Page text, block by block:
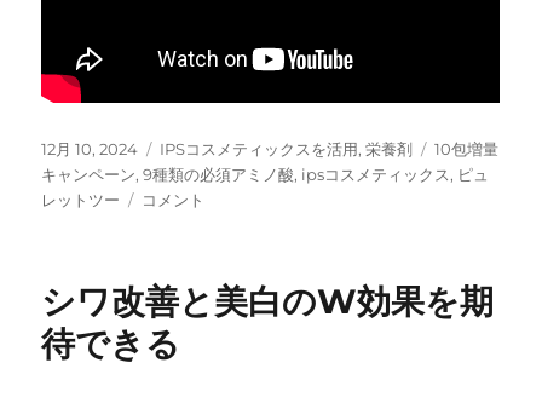
投
稿
日:
12月 10, 2024
カ
テ
ゴ
IPSコスメティックスを活用,栄養剤
タ
グ
10包増量
キャンペーン,9種類の必須アミノ酸, ipsコスメティックス, ピュ
レットツー
必
ノ
酸
を
コメント
シワ改善と美白のW効果を期
待できる